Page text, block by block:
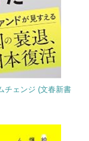
チェンジ (文春新書